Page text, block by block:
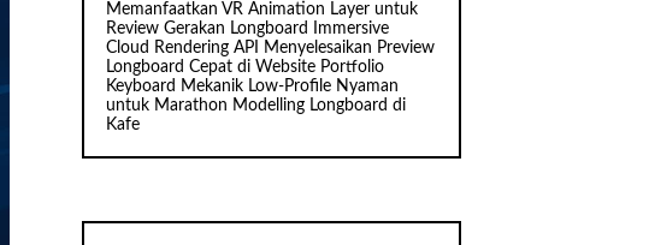
Memanfaatkan VR Animation Layer untuk
Review Gerakan Longboard Immersive
Cloud Rendering API Menyelesaikan Preview
Longboard Cepat di Website Portfolio
Keyboard Mekanik Low‑Profile Nyaman
untuk Marathon Modelling Longboard di
Kafe